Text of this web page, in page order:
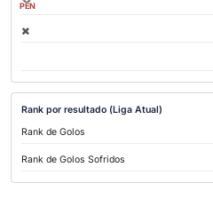
PEN
Rank por resultado (Liga Atual)
Rank de Golos
Rank de Golos Sofridos